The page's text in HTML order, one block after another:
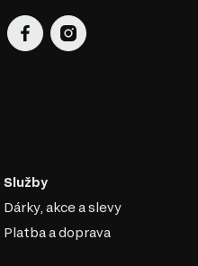
Služby
Dárky, akce a slevy
Platba a doprava